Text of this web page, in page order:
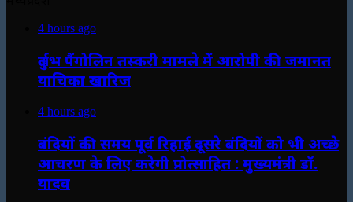
4 hours ago
दुर्लभ पैंगोलिन तस्करी मामले में आरोपी की जमानत
याचिका खारिज
4 hours ago
बंदियों की समय पूर्व रिहाई दूसरे बंदियों को भी अच्छे
आचरण के लिए करेगी प्रोत्साहित : मुख्यमंत्री डॉ.
यादव